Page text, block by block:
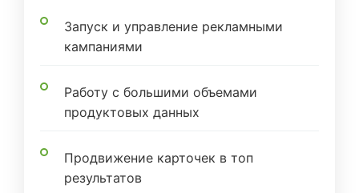
Запуск и управление рекламными
кампаниями
Работу с большими объемами
продуктовых данных
Продвижение карточек в топ
результатов